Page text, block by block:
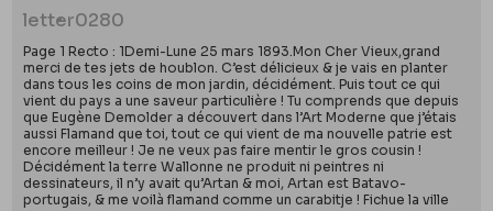
letter0280
Page 1 Recto : 1Demi-Lune 25 mars 1893.Mon Cher Vieux,grand
merci de tes jets de houblon. C’est délicieux & je vais en planter
dans tous les coins de mon jardin, décidément. Puis tout ce qui
vient du pays a une saveur particulière ! Tu comprends que depuis
que Eugène Demolder a découvert dans l’Art Moderne que j’étais
aussi Flamand que toi, tout ce qui vient de ma nouvelle patrie est
encore meilleur ! Je ne veux pas faire mentir le gros cousin !
Décidément la terre Wallonne ne produit ni peintres ni
dessinateurs, il n’y avait qu’Artan & moi, Artan est Batavo-
portugais, & me voilà flamand comme un carabitje ! Fichue la ville